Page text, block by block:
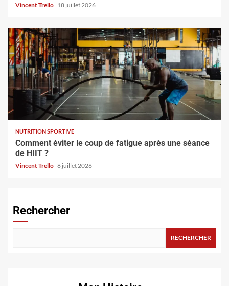
Vincent Trello 18 juillet 2026
NUTRITION SPORTIVE
Comment éviter le coup de fatigue après une séance
de HIIT ?
Vincent Trello 8 juillet 2026
Rechercher
RECHERCHER